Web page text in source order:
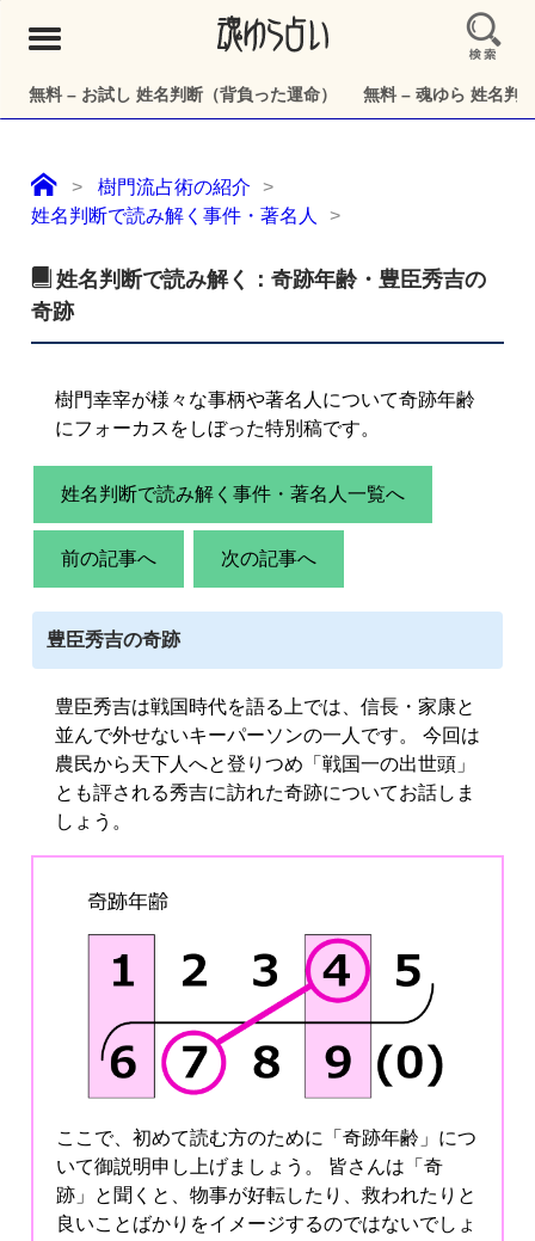
メ
ー
無料 – お試し 姓名判断（背負った運命） 無料 – 魂ゆら 姓名判
樹門流占術の紹介
姓名判断で読み解く事件・著名人
姓名判断で読み解く：奇跡年齢・豊臣秀吉の
奇跡
樹門幸宰が様々な事柄や著名人について奇跡年齢
にフォーカスをしぼった特別稿です。
姓名判断で読み解く事件・著名人一覧へ
前の記事へ 次の記事へ
豊臣秀吉の奇跡
豊臣秀吉は戦国時代を語る上では、信長・家康と
並んで外せないキーパーソンの一人です。 今回は
農民から天下人へと登りつめ「戦国一の出世頭」
とも評される秀吉に訪れた奇跡についてお話しま
しょう。
ここで、初めて読む方のために「奇跡年齢」につ
いて御説明申し上げましょう。 皆さんは「奇
跡」と聞くと、物事が好転したり、救われたりと
良いことばかりをイメージするのではないでしょ